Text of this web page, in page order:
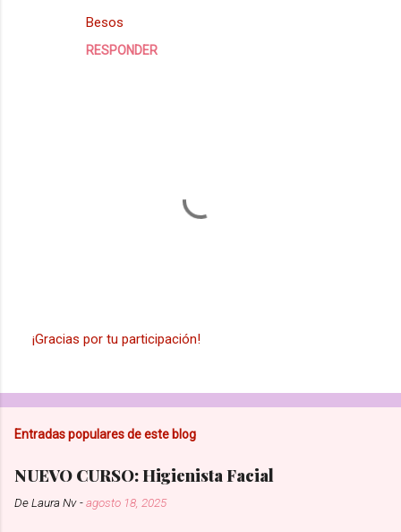
Besos
RESPONDER
b
l
c
r
u
n
¡Gracias por tu participación!
Entradas populares de este blog
NUEVO CURSO: Higienista Facial
DeLaura Nv -agosto 18, 2025